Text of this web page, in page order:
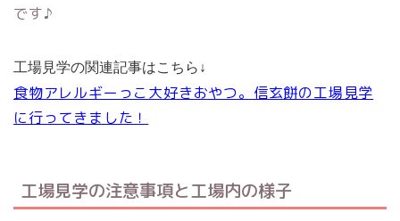
です♪
工場見学の関連記事はこちら↓
食物アレルギーっこ大好きおやつ。信玄餅の工場見学
に行ってきました！
工場見学の注意事項と工場内の様子